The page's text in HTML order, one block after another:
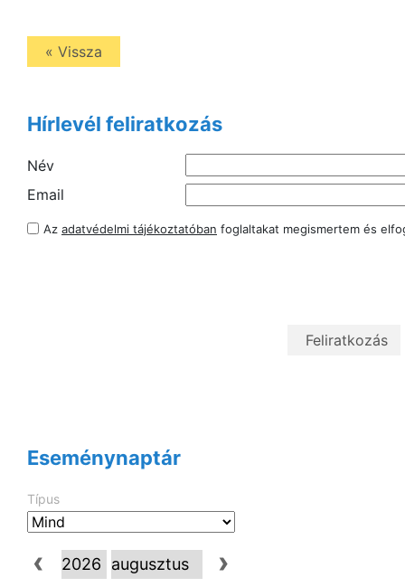
« Vissza
Hírlevél feliratkozás
Név
Email
Az adatvédelmi tájékoztatóban foglaltakat megismertem és
Eseménynaptár
Típus